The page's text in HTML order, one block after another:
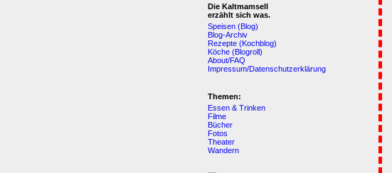
Die Kaltmamsell
erzählt sich was.
Speisen (Blog)
Blog-Archiv
Rezepte (Kochblog)
Köche (Blogroll)
About/FAQ
Impressum/Datenschutzerklärung
Themen:
Essen & Trinken
Filme
Bücher
Fotos
Theater
Wandern